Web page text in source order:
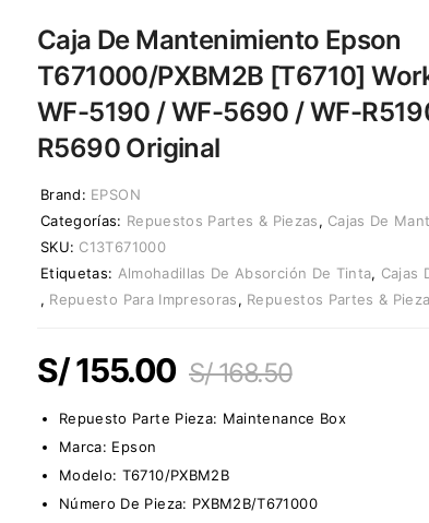
Caja De Mantenimiento Epson
T671000/PXBM2B [T6710]
WF-5190 / WF-5690 / WF-
R5690 Original
Brand: EPSON
Categorías: Repuestos Partes & Piezas, Cajas De
SKU: C13T671000
Etiquetas: Almohadillas De Absorción De Tinta, Cajas
, Repuesto Para Impresoras, Repuestos Partes &
S/155.00 S/168.50
Repuesto Parte Pieza: Maintenance Box
Marca: Epson
Modelo: T6710/PXBM2B
Número De Pieza: PXBM2B/T671000